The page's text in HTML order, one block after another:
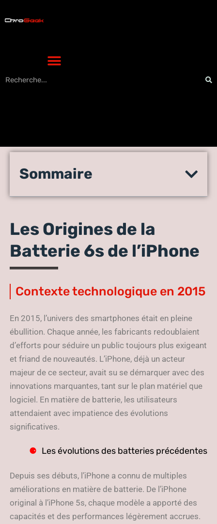
Les secrets de la batterie 6s
révolution high-tech ?
Sommaire
Les Origines de la
Batterie 6s de l’iPhone
Contexte technologique en 2015
En 2015, l’univers des smartphones était en pleine
ébullition. Chaque année, les fabricants redoublaient
d’efforts pour séduire un public toujours plus exigeant
et friand de nouveautés. L’iPhone, déjà un acteur
majeur de ce secteur, avait su se démarquer avec des
innovations marquantes, tant sur le plan matériel que
logiciel. En matière de batterie, les utilisateurs
attendaient avec impatience des évolutions
significatives.
Les évolutions des batteries précédentes
Depuis ses débuts, l’iPhone a connu de multiples
améliorations en matière de batterie. De l’iPhone
original à l’iPhone 5s, chaque modèle a apporté des
capacités et des performances légèrement accrues.